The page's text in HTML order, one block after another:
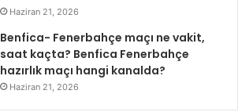
Haziran 21, 2026
Benfica- Fenerbahçe maçı ne vakit,
saat kaçta? Benfica Fenerbahçe
hazırlık maçı hangi kanalda?
Haziran 21, 2026